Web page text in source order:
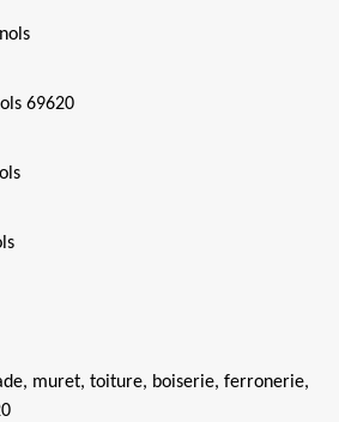
69620
muret, toiture, boiserie, ferronerie,